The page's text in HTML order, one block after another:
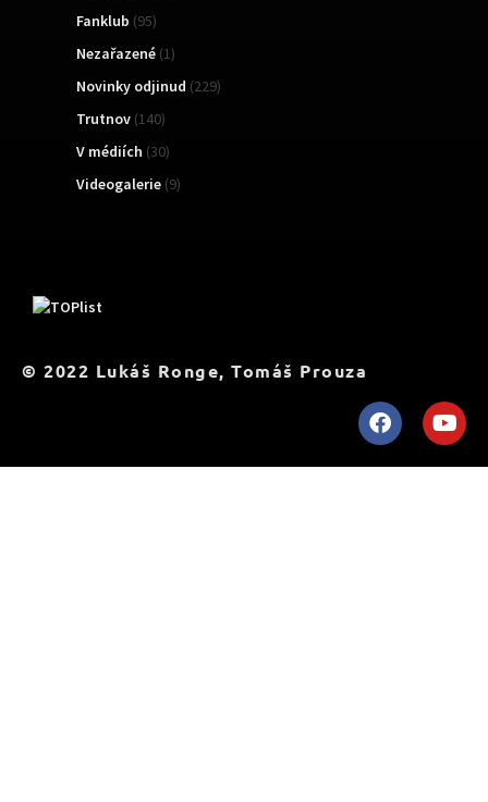
Fanklub (95)
Nezařazené (1)
Novinky odjinud (229)
Trutnov (140)
V médiích (30)
Videogalerie (9)
© 2022 Lukáš Ronge, Tomáš Prouza